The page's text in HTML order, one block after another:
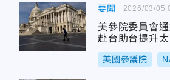
要聞
美參院委員會
赴台助台提升
美國參議院
2026/03/05